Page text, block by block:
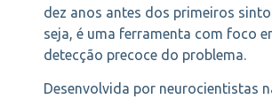
dez anos antes dos primeiros
seja, é uma ferramenta com foco
detecção precoce do problema.
Desenvolvida por neurocientistas